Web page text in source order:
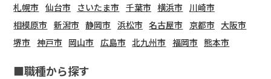
札幌市 仙台市 さいたま市 千葉市 横浜市
川崎市
相模原市 新潟市 静岡市 浜松市 名古屋市 京都市 大阪市
堺市 神戸市 岡山市 広島市 北九州市 福岡市 熊本市
■職種から探す